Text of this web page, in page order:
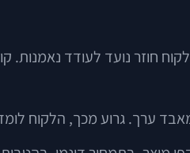
חוזר נועד לעודד
ערך. גרוע מכך, הלקוח